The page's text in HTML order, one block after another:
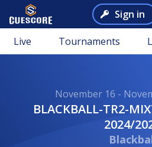
Sign in
Live Tournaments
November 16 -
BLACKBALL-TR2-MIXTE-BOURLON-
2024/